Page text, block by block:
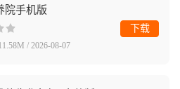
院手机版
/ 2026-08-07
下载